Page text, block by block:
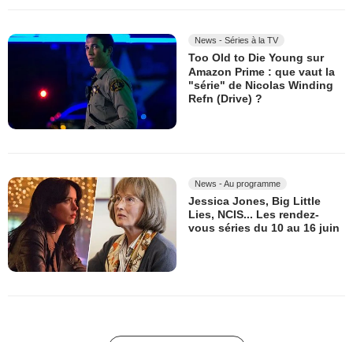
News - Séries à la TV
Too Old to Die Young sur
Amazon Prime : que vaut la
"série" de Nicolas Winding
Refn (Drive) ?
News - Au programme
Jessica Jones, Big Little
Lies, NCIS... Les rendez-
vous séries du 10 au 16 juin